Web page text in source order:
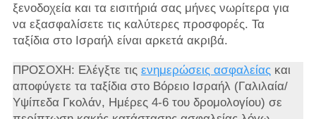
ξενοδοχεία και τα εισιτήριά σας μήνες νωρίτερα για
να εξασφαλίσετε τις καλύτερες προσφορές. Τα
ταξίδια στο Ισραήλ είναι αρκετά ακριβά.
ΠΡΟΣΟΧΗ: Ελέγξτε τις ενημερώσεις ασφαλείας και
αποφύγετε τα ταξίδια στο Βόρειο Ισραήλ (Γαλιλαία/
Υψίπεδα Γκολάν, Ημέρες 4-6 του δρομολογίου) σε